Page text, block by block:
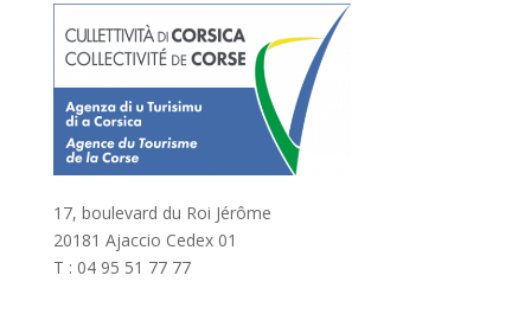
17, boulevard du Roi Jérôme
20181 Ajaccio Cedex 01
T : 04 95 51 77 77